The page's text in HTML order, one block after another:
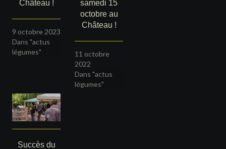
Château !
9 octobre 2023
Dans "actus
légumes"
samedi 15
octobre au
Château !
11 octobre
2022
Dans "actus
légumes"
Succès du